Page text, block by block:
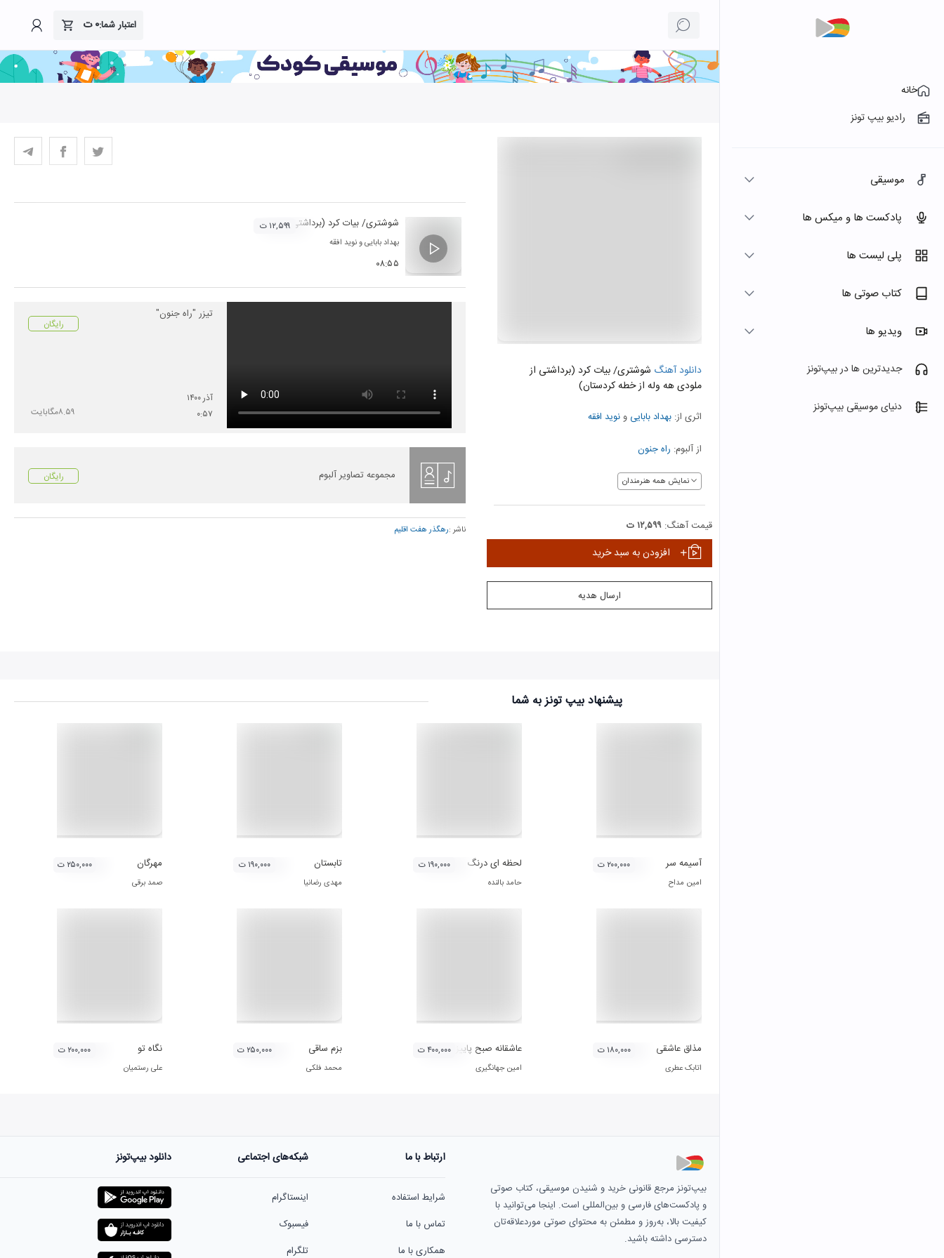
اعتبار شما:۰ت
خانه
رادیو بیپ تونز
موسیقی
پادکست ها و میکس ها
پلی لیست ها
کتاب صوتی ها
ویدیو ها
جدیدترین ها در بیپ‌تونز
دنیای موسیقی بیپ‌تونز
دانلود آهنگ شوشتری/ بیات کرد (برداشتی از
ملودی هه وله از خطه کردستان)
اثری از: بهداد بابایی و نوید افقه
از آلبوم: راه جنون
نمایش همه هنرمندان
قیمت آهنگ: ۱۲,۵۹۹ ت
افزودن به سبد خرید
ارسال هدیه
شوشتری/ بیات کرد (برداشتی از ملودی هه وله از خطه کردستان)
بهداد باباییونوید افقه
۰۸:۵۵
۱۲,۵۹۹ ت
تیزر "راه جنون"
آذر۱۴۰۰
۰:۵۷
رایگان
۸.۵۹مگابایت
مجموعه تصاویر آلبوم رایگان
ناشر :رهگذر هفت اقلیم
پیشنهاد بیپ تونز به شما
آسیمه سر
امین مداح
۲۰۰,۰۰۰ ت لحظه ای درنگ
حامد بالنده
۱۹۰,۰۰۰ ت تابستان
مهدی رضانیا
۱۹۰,۰۰۰ ت مهرگان
صمد برقی
۲۵۰,۰۰۰ ت
مذاق عاشقی
اتابک عطری
۱۸۰,۰۰۰ ت عاشقانه صبح پاییزی
امین جهانگیری
۴۰۰,۰۰۰ ت بزم ساقی
محمد فلکی
۲۵۰,۰۰۰ ت نگاه تو
علی رستمیان
۲۰۰,۰۰۰ ت
بیپ‌تونز مرجع قانونی خرید و شنیدن موسیقی، کتاب صوتی
و پادکست‌های فارسی و بین‌المللی است. اینجا می‌توانید با
کیفیت بالا، به‌روز و مطمئن به محتوای صوتی موردعلاقه‌تان
دسترسی داشته باشید.
ارتباط با ما
شرایط استفاده
تماس با ما
همکاری با ما
شبکه‌های اجتماعی
اینستاگرام
فیسبوک
تلگرام
دانلود بیپ‌تونز